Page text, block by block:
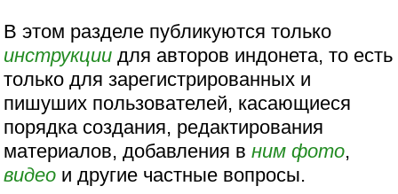
В этом разделе публикуются только
инструкции для авторов индонета, то есть
только для зарегистрированных и
пишуших пользователей, касающиеся
порядка создания, редактирования
материалов, добавления вним фото,
видео и другие частные вопросы.